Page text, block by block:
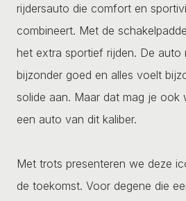
rijdersauto die comfort en
combineert. Met de
het extra sportief rijden. De auto
bijzonder goed en alles voelt
solide aan. Maar dat mag je ook
een auto van dit kaliber.
Met trots presenteren we deze
de toekomst. Voor degene die